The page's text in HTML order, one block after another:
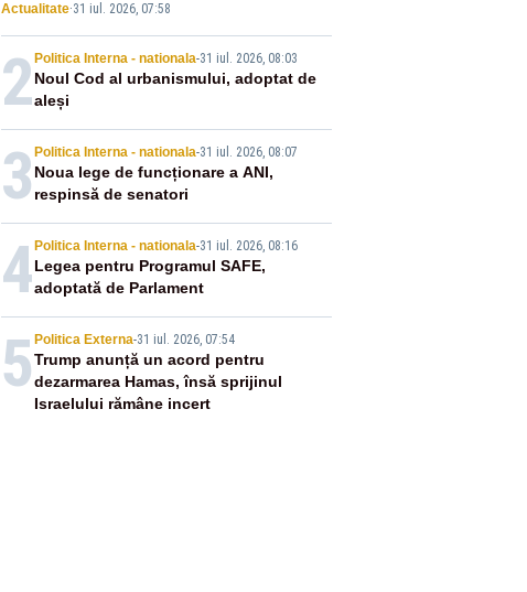
Palatul Victoria, iluminat în albastru
Actualitate·31 iul. 2026, 07:58
2 Politica Interna - nationala-31 iul. 2026, 08:03
Noul Cod al urbanismului, adoptat de
aleși
3 Politica Interna - nationala-31 iul. 2026, 08:07
Noua lege de funcționare a ANI,
respinsă de senatori
4 Politica Interna - nationala-31 iul. 2026, 08:16
Legea pentru Programul SAFE,
adoptată de Parlament
5 Politica Externa-31 iul. 2026, 07:54
Trump anunță un acord pentru
dezarmarea Hamas, însă sprijinul
Israelului rămâne incert